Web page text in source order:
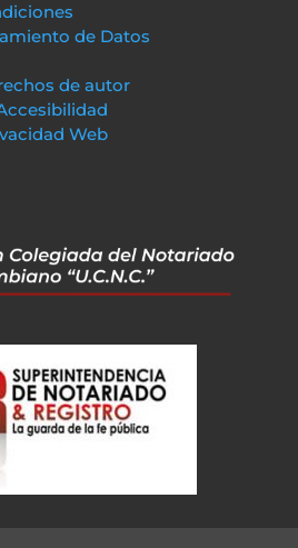
de Datos
de autor
Web